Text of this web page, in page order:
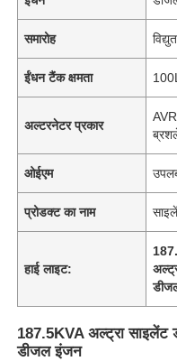
समारोह
ईंधन टैंक क्षमता
अल्टरनेटर प्रकार
ओईएम
प्रोडक्ट का नाम
हाई लाइट:
187.5KVA अल्ट्रा
डीजल इंजन